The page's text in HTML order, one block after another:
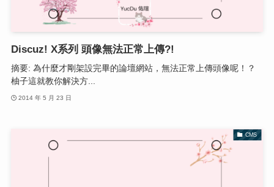
Discuz! X系列 頭像無法正常上傳?!
摘要: 為什麼才剛架設完畢的論壇網站，無法正常上傳頭像呢！？
柚子這就教你解決方...
2014 年 5 月 23 日
CMS